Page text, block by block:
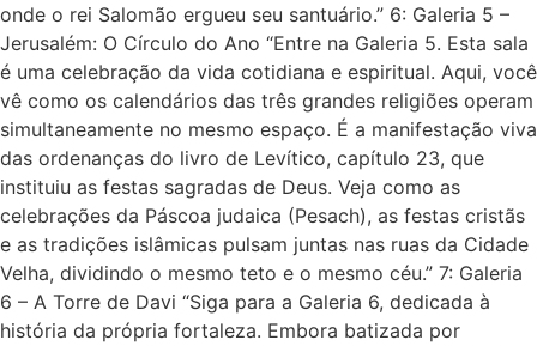
onde o rei Salomão ergueu seu santuário.” 6: Galeria 5 –
Jerusalém: O Círculo do Ano “Entre na Galeria 5. Esta sala
é uma celebração da vida cotidiana e espiritual. Aqui, você
vê como os calendários das três grandes religiões operam
simultaneamente no mesmo espaço. É a manifestação viva
das ordenanças do livro de Levítico, capítulo 23, que
instituiu as festas sagradas de Deus. Veja como as
celebrações da Páscoa judaica (Pesach), as festas cristãs
e as tradições islâmicas pulsam juntas nas ruas da Cidade
Velha, dividindo o mesmo teto e o mesmo céu.” 7: Galeria
6 – A Torre de Davi “Siga para a Galeria 6, dedicada à
história da própria fortaleza. Embora batizada por